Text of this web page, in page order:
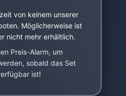
von keinem unserer
Möglicherweise ist
nicht mehr erhältlich.
Preis-Alarm, um
sobald das Set
ist!